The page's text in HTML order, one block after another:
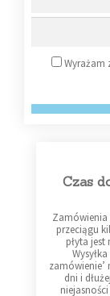
Wyrażam
Czas
Zamówienia
przeciągu
płyta jest
zamówienie’
dni i